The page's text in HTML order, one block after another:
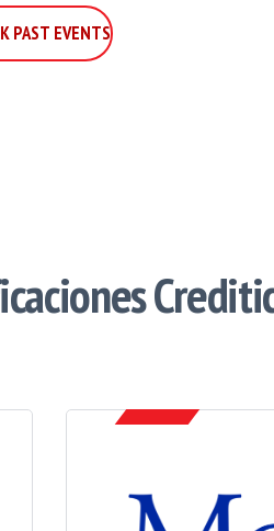
PAST EVENTS